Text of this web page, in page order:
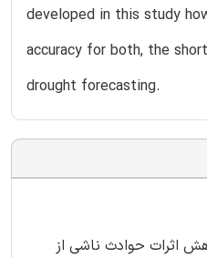
developed in this study
accuracy for both, the
drought forecasting.
اثرات حوادث ناشی از